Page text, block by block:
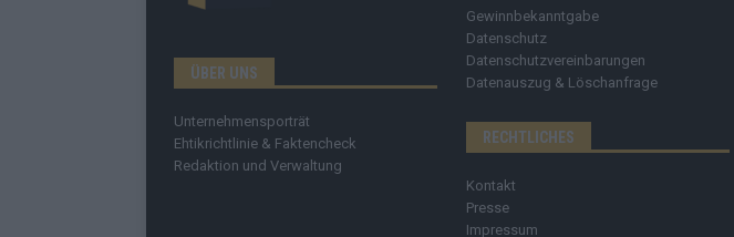
ÜBER UNS
Unternehmensporträt
Ehtikrichtlinie & Faktencheck
Redaktion und Verwaltung
Gewinnbekanntgabe
Datenschutz
Datenschutzvereinbarungen
Datenauszug & Löschanfrage
RECHTLICHES
Kontakt
Presse
Impressum